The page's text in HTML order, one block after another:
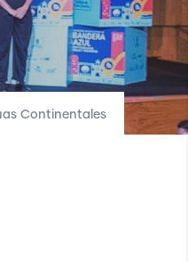
Continentales